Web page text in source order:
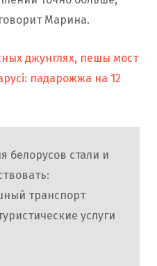
Марина.
джунглях, пешы мост
падарожжа на 12
белорусов стали и
транспорт
услуги